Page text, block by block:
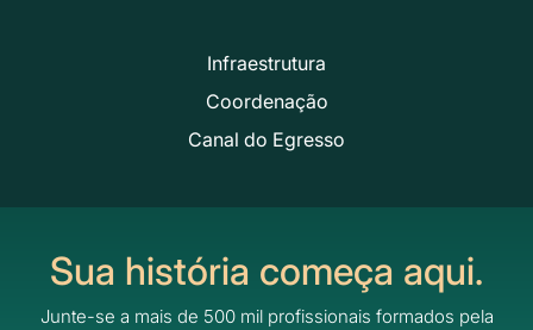
Infraestrutura
Coordenação
Canal do Egresso
Sua história começa aqui.
Junte-se a mais de 500 mil profissionais formados pela